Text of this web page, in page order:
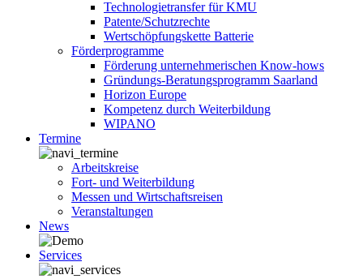
Technologietransfer für KMU
Patente/Schutzrechte
Wertschöpfungskette Batterie
Förderprogramme
Förderung unternehmerischen Know-hows
Gründungs-Beratungsprogramm Saarland
Horizon Europe
Kompetenz durch Weiterbildung
WIPANO
Termine
Arbeitskreise
Fort- und Weiterbildung
Messen und Wirtschaftsreisen
Veranstaltungen
News
Services